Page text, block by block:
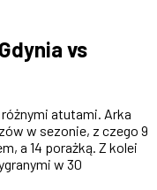
vs
atutami. Arka
w sezonie, z czego 9
a 14 porażką. Z kolei
w 30